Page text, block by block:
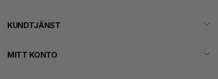
KUNDTJÄNST
MITT KONTO